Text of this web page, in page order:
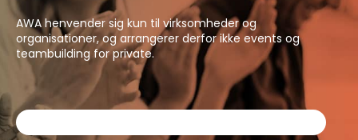
AWA henvender sig kun til virksomheder og
organisationer, og arrangerer derfor ikke events og
teambuilding for private.